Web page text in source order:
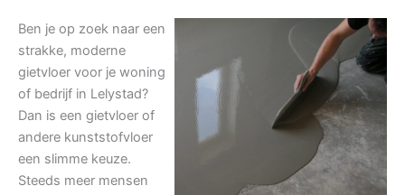
Ben je op zoek naar een
strakke, moderne
gietvloer voor je woning
of bedrijf in Lelystad?
Dan is een gietvloer of
andere kunststofvloer
een slimme keuze.
Steeds meer mensen